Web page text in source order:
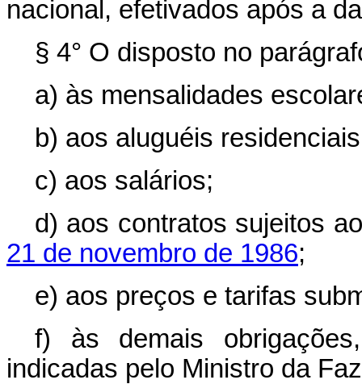
nacional, efetivados após a
§ 4° O disposto no
a) às mensalidades
b) aos aluguéis
c) aos salários;
d) aos contratos sujeitos
21 de novembro de 1986;
e) aos preços e tarifas
f) às demais
indicadas pelo Ministro da